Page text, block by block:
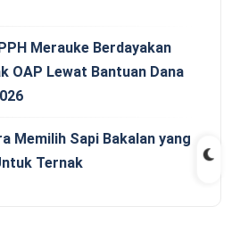
Merauke Berdayakan
OAP Lewat Bantuan Dana
Memilih Sapi Bakalan yang
Ternak